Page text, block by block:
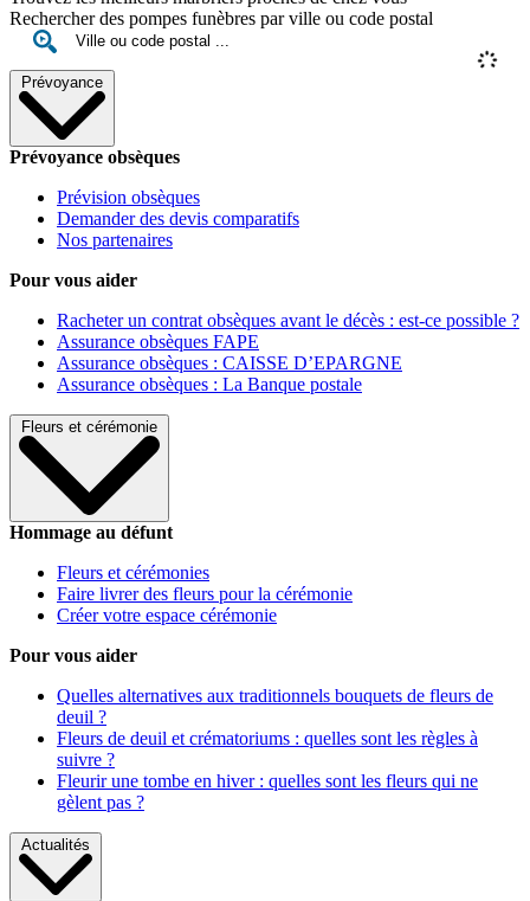
Rechercher des pompes funèbres par ville ou code postal
Prévoyance
Prévoyance obsèques
Prévision obsèques
Demander des devis comparatifs
Nos partenaires
Pour vous aider
Racheter un contrat obsèques avant le décès : est-ce possible ?
Assurance obsèques FAPE
Assurance obsèques : CAISSE D’EPARGNE
Assurance obsèques : La Banque postale
Fleurs et cérémonie
Hommage au défunt
Fleurs et cérémonies
Faire livrer des fleurs pour la cérémonie
Créer votre espace cérémonie
Pour vous aider
Quelles alternatives aux traditionnels bouquets de fleurs de
deuil ?
Fleurs de deuil et crématoriums : quelles sont les règles à
suivre ?
Fleurir une tombe en hiver : quelles sont les fleurs qui ne
gèlent pas ?
Actualités